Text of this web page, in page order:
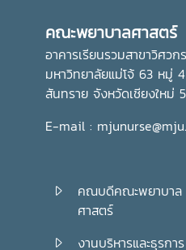
คณะพยาบาลศาสตร์
อาคารเรียนรวมสาขาวิศว
มหาวิทยาลัยแม่โจ้ 63 หมู่
สันทราย จังหวัดเชียงใหม่
E-mail :
คณบดีคณะพยาบาล
ศาสตร์
งานบริหารและธุรการ